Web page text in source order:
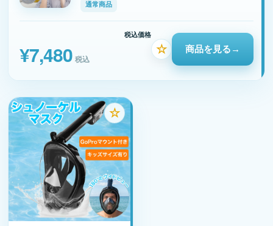
線 チェック ライト付き 日焼止 アネッサ
UV検出 手鏡 コンパクト
通常商品
税込価格
¥7,480 税込
☆ 商品を見る →
☆